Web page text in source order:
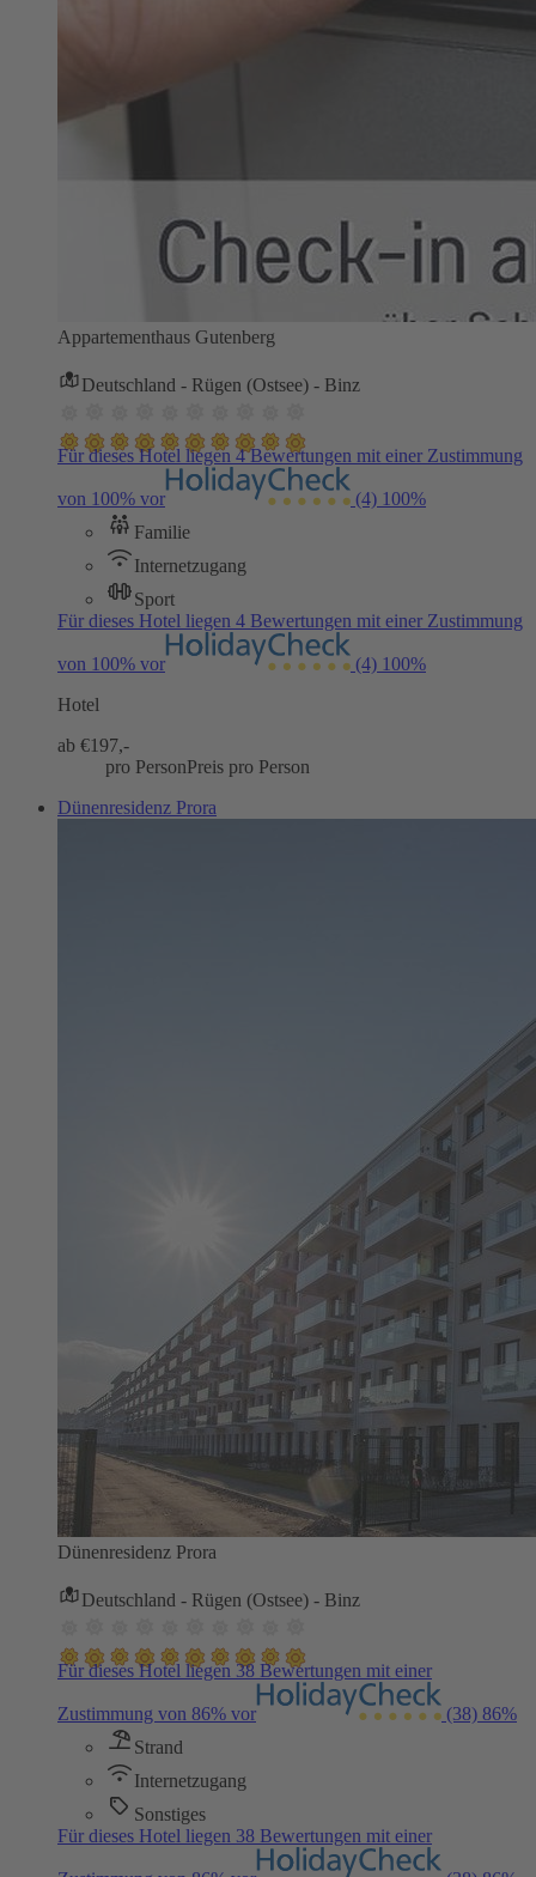
Appartementhaus Gutenberg
Deutschland - Rügen (Ostsee) - Binz
Für dieses Hotel liegen 4 Bewertungen mit einer Zustimmung
von 100% vor (4) 100%
Familie
Internetzugang
Sport
Für dieses Hotel liegen 4 Bewertungen mit einer Zustimmung
von 100% vor (4) 100%
Hotel
ab €197,-
pro PersonPreis pro Person
Dünenresidenz Prora
Dünenresidenz Prora
Deutschland - Rügen (Ostsee) - Binz
Für dieses Hotel liegen 38 Bewertungen mit einer
Zustimmung von 86% vor (38) 86%
Strand
Internetzugang
Sonstiges
Für dieses Hotel liegen 38 Bewertungen mit einer